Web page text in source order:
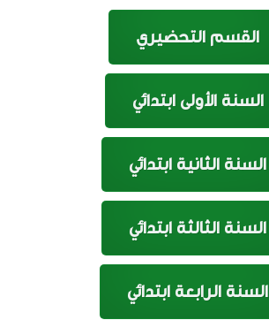
القسم التحضيري
السنة الأولى ابتدائي
السنة الثانية ابتدائي
السنة الثالثة ابتدائي
السنة الرابعة ابتدائي